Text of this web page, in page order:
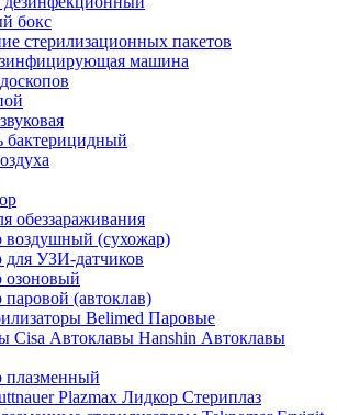
бокс
стерилизационных пакетов
машина
бактерицидный
обеззараживания
воздушный (сухожар)
для УЗИ-датчиков
озоновый
паровой (автоклав)
Belimed Паровые
Cisa Автоклавы Hanshin Автоклавы
плазменный
Plazmax Лидкор Стериплаз